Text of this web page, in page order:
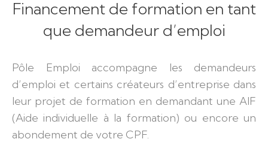
Financement de formation en tant
que demandeur d’emploi
Pôle Emploi accompagne les demandeurs
d’emploi et certains créateurs d’entreprise dans
leur projet de formation en demandant une AIF
(Aide individuelle à la formation) ou encore un
abondement de votre CPF.